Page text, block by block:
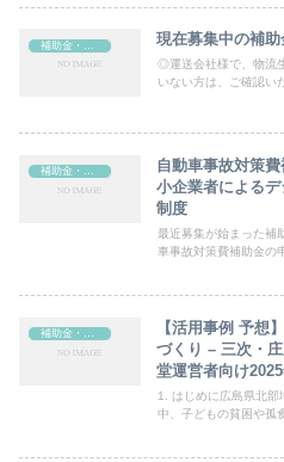
現在募集中の補
◎運送会社様で、物流
いない方は、ご確認い
補助金・助成金
自動車事故対策
小企業者による
制度
最近募集が始まった補
車事故対策費補助金の
補助金・助成金
【活用事例 予想
づくり – 三次・
堂運営者向け
成金活用ガイド
1. はじめに広島県北部
中、子どもの貧困や孤